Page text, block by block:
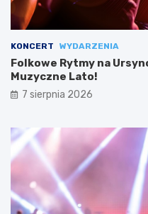
KONCERT WYDARZENIA
Folkowe Rytmy na
Muzyczne Lato!
7 sierpnia 2026